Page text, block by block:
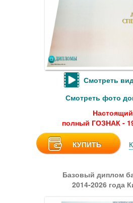
Смотреть
Смотреть фото
Настоящий
полный ГОЗНАК -
КУПИТЬ
Базовый диплом
2014-2026 года